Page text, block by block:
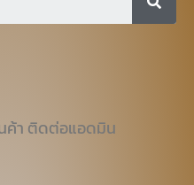
ค้า ติดต่อแอดมิน